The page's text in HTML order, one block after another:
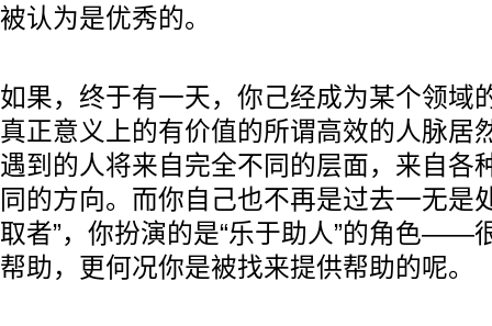
被认为是优秀的。
如果，终于有一天，你己经成为某个领域
真正意义上的有价值的所谓高效的人脉居
遇到的人将来自完全不同的层面，来自各
同的方向。而你自己也不再是过去一无是
取者”，你扮演的是“乐于助人”的角色——
帮助，更何况你是被找来提供帮助的呢。